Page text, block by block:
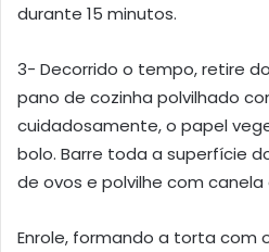
durante 15 minutos.
3- Decorrido o tempo, retire
pano de cozinha polvilhado
cuidadosamente, o papel
bolo. Barre toda a superfície
de ovos e polvilhe com canela
Enrole, formando a torta com